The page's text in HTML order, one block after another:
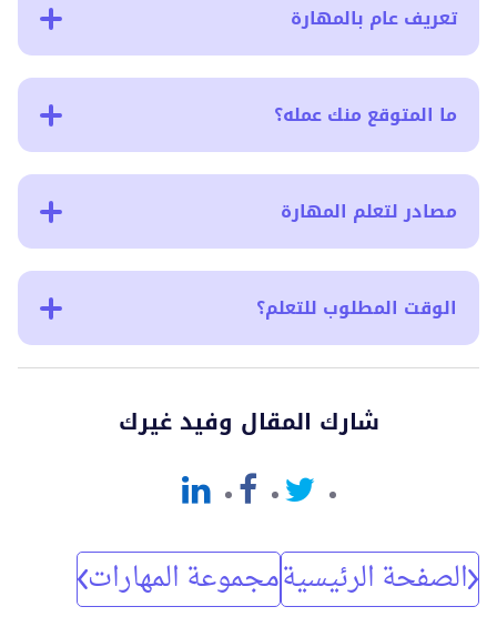
تعريف عام بالمهارة
ما المتوقع منك عمله؟
مصادر لتعلم المهارة
الوقت المطلوب للتعلم؟
شارك المقال وفيد غيرك
الصفحة الرئيسيةمجموعة المهارات